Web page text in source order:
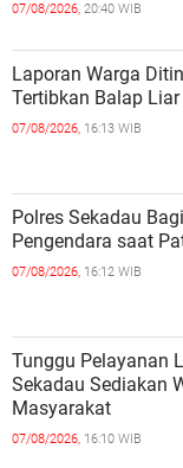
07/08/2026, 20:40 WIB
Laporan Warga
Tertibkan Balap
07/08/2026, 16:13 WIB
Polres Sekadau
Pengendara saat
07/08/2026, 16:12 WIB
Tunggu Pelayanan
Sekadau Sediakan
Masyarakat
07/08/2026, 16:10 WIB